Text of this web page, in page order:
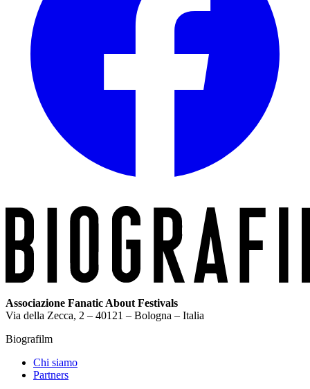
Associazione Fanatic About Festivals
Via della Zecca, 2 – 40121 – Bologna – Italia
Biografilm
Chi siamo
Partners